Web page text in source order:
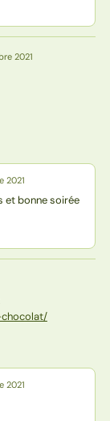
2021
2021
et bonne soirée
2021